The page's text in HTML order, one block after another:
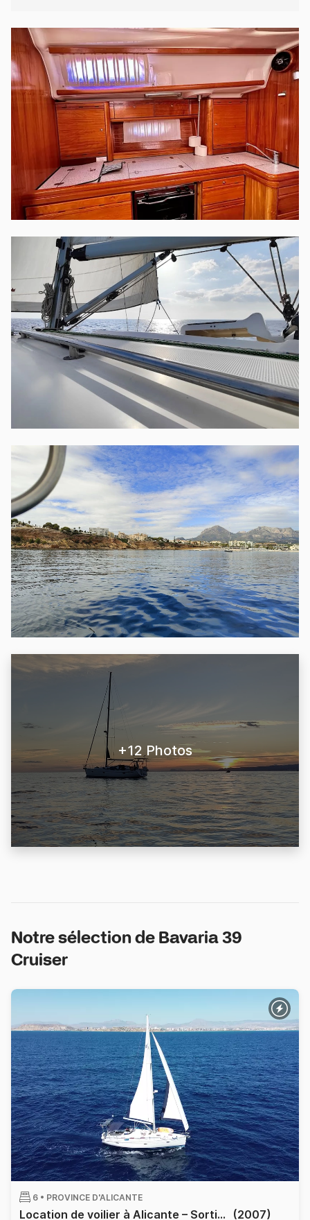
+12 Photos
Notre sélection de Bavaria 39
Cruiser
6 • PROVINCE D'ALICANTE
Location de voilier à Alicante – Sorties demi-journée ou journée entière avec skipper (2007)